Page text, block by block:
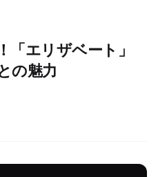
「エリザベート」
の魅力